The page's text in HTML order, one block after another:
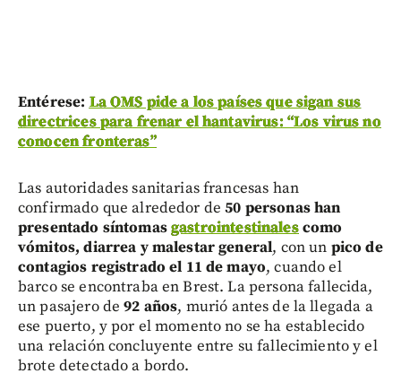
Entérese: La OMS pide a los países que sigan sus
directrices para frenar el hantavirus: “Los virus no
conocen fronteras”
Las autoridades sanitarias francesas han
confirmado que alrededor de50 personas han
presentado síntomasgastrointestinalescomo
vómitos, diarrea y malestar general, con un pico de
contagios registrado el 11 de mayo, cuando el
barco se encontraba en Brest. La persona fallecida,
un pasajero de92 años, murió antes de la llegada a
ese puerto, y por el momento no se ha establecido
una relación concluyente entre su fallecimiento y el
brote detectado a bordo.